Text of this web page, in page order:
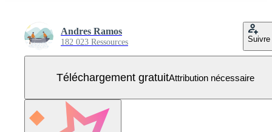
Andres Ramos
182 023 Ressources Suivre
Téléchargement gratuitAttribution nécessaire